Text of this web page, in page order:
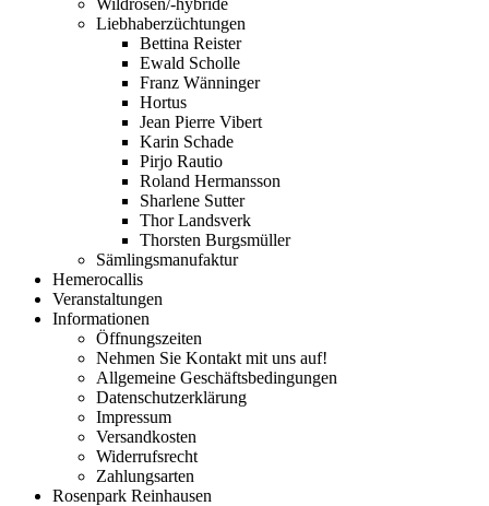
Wildrosen/-hybride
Liebhaberzüchtungen
Bettina Reister
Ewald Scholle
Franz Wänninger
Hortus
Jean Pierre Vibert
Karin Schade
Pirjo Rautio
Roland Hermansson
Sharlene Sutter
Thor Landsverk
Thorsten Burgsmüller
Sämlingsmanufaktur
Hemerocallis
Veranstaltungen
Informationen
Öffnungszeiten
Nehmen Sie Kontakt mit uns auf!
Allgemeine Geschäftsbedingungen
Datenschutzerklärung
Impressum
Versandkosten
Widerrufsrecht
Zahlungsarten
Rosenpark Reinhausen